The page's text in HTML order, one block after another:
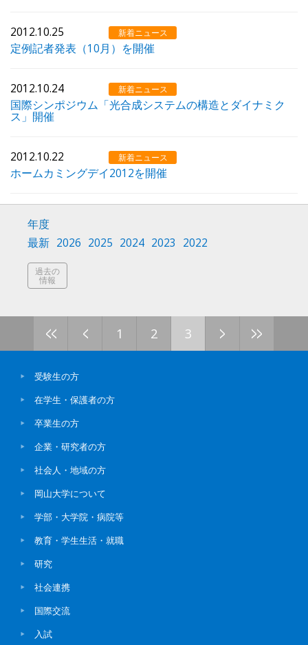
2012.10.25 新着ニュース
定例記者発表（10月）を開催
2012.10.24 新着ニュース
国際シンポジウム「光合成システムの構造とダイナミク
ス」開催
2012.10.22 新着ニュース
ホームカミングデイ2012を開催
年度
最新 2026 2025 2024 2023 2022
過去の
情報
<< < 1 2 3 > >>
受験生の方
在学生・保護者の方
卒業生の方
企業・研究者の方
社会人・地域の方
岡山大学について
学部・大学院・病院等
教育・学生生活・就職
研究
社会連携
国際交流
入試